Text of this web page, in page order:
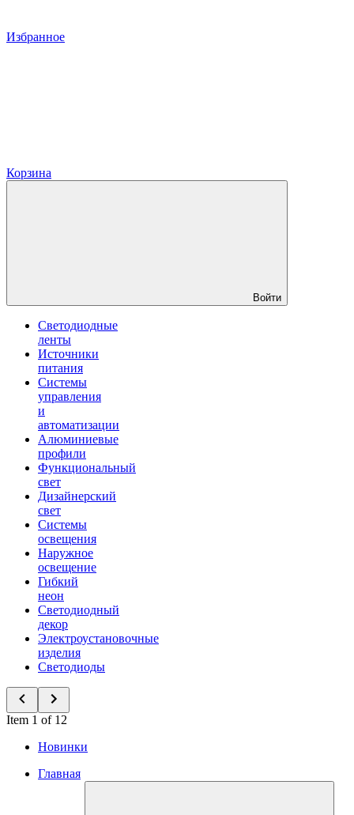
Избранное
Корзина
Войти
Светодиодные
ленты
Источники
питания
Системы
управления
и
автоматизации
Алюминиевые
профили
Функциональный
свет
Дизайнерский
свет
Системы
освещения
Наружное
освещение
Гибкий
неон
Светодиодный
декор
Электроустановочные
изделия
Светодиоды
Item 1 of 12
Новинки
Главная